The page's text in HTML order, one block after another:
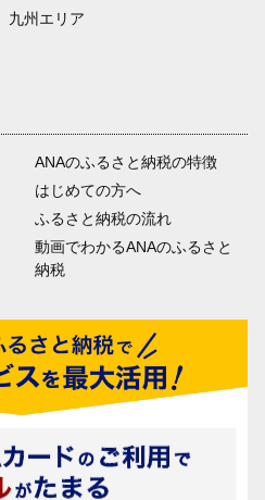
九州エリア
ANAのふるさと納税の特徴
はじめての方へ
ふるさと納税の流れ
動画でわかるANAのふるさと
納税